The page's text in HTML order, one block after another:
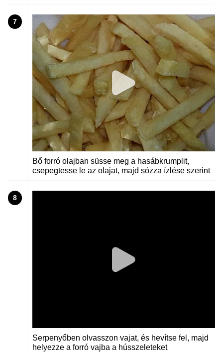
7
Bő forró olajban süsse meg a hasábkrumplit,
csepegtesse le az olajat, majd sózza ízlése szerint
8
Serpenyőben olvasszon vajat, és hevítse fel, majd
helyezze a forró vajba a hússzeleteket